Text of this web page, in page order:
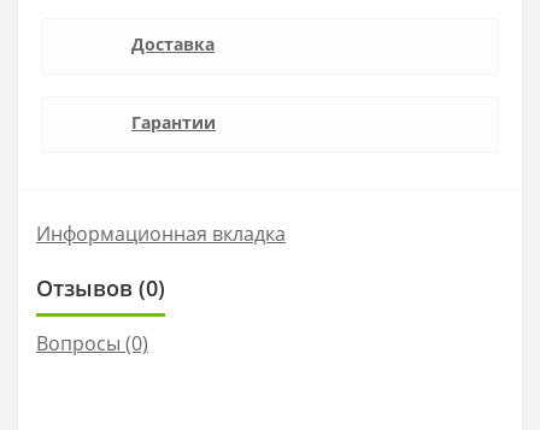
Доставка
Гарантии
Информационная вкладка
Отзывов (0)
Вопросы (0)